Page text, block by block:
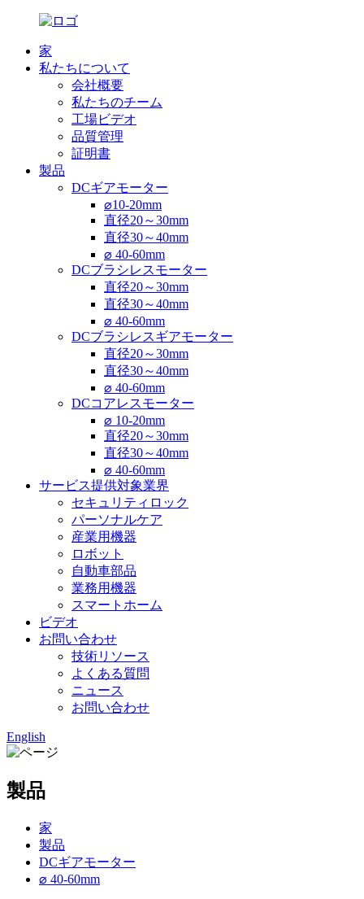
家
私たちについて
会社概要
私たちのチーム
工場ビデオ
品質管理
証明書
製品
DCギアモーター
⌀10-20mm
直径20～30mm
直径30～40mm
⌀ 40-60mm
DCブラシレスモーター
直径20～30mm
直径30～40mm
⌀ 40-60mm
DCブラシレスギアモーター
直径20～30mm
直径30～40mm
⌀ 40-60mm
DCコアレスモーター
⌀ 10-20mm
直径20～30mm
直径30～40mm
⌀ 40-60mm
サービス提供対象業界
セキュリティロック
パーソナルケア
産業用機器
ロボット
自動車部品
業務用機器
スマートホーム
ビデオ
お問い合わせ
技術リソース
よくある質問
ニュース
お問い合わせ
English
製品
家
製品
DCギアモーター
⌀ 40-60mm